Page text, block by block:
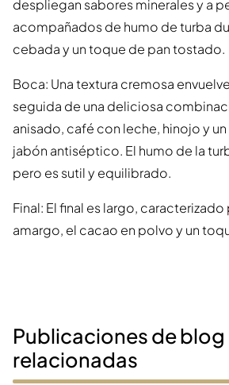
despliegan sabores minerales y a
acompañados de humo de turba
cebada y un toque de pan tostado.
Boca: Una textura cremosa
seguida de una deliciosa
anisado, café con leche, hinojo y
jabón antiséptico. El humo de la
pero es sutil y equilibrado.
Final: El final es largo,
amargo, el cacao en polvo y un
Publicaciones de blog
relacionadas